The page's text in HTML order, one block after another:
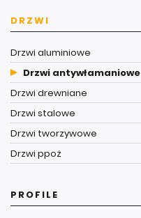
DRZWI
Drzwi aluminiowe
Drzwi antywłamaniowe
Drzwi drewniane
Drzwi stalowe
Drzwi tworzywowe
Drzwi ppoż
PROFILE